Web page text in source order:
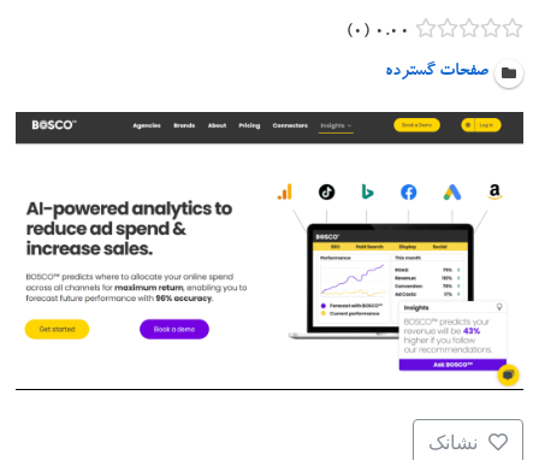
www.hooshtaak.ir
۰.۰۰ ۰
صفحات گسترده
نشانک